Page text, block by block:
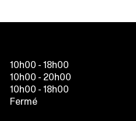
10h00 - 18h00
10h00 - 20h00
10h00 - 18h00
Fermé